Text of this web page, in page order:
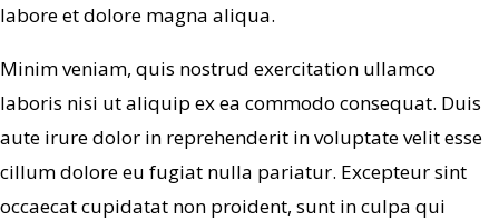
labore et dolore magna aliqua.
Minim veniam, quis nostrud exercitation ullamco
laboris nisi ut aliquip ex ea commodo consequat. Duis
aute irure dolor in reprehenderit in voluptate velit esse
cillum dolore eu fugiat nulla pariatur. Excepteur sint
occaecat cupidatat non proident, sunt in culpa qui